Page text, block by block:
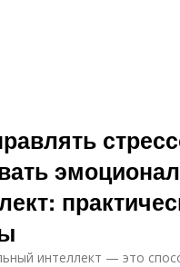
интеллект — это